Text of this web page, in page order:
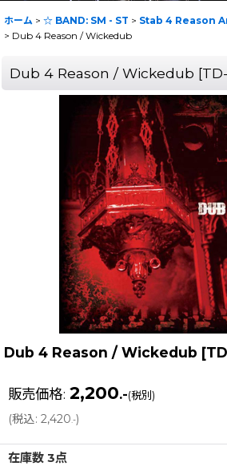
ホーム > ☆ BAND: SM - ST > Stab 4 Reason
> Dub 4 Reason / Wickedub
Dub 4 Reason / Wickedub [
Dub 4 Reason / Wickedub [
販売価格: 2,200.-(税別)
(税込: 2,420.-)
在庫数 3点